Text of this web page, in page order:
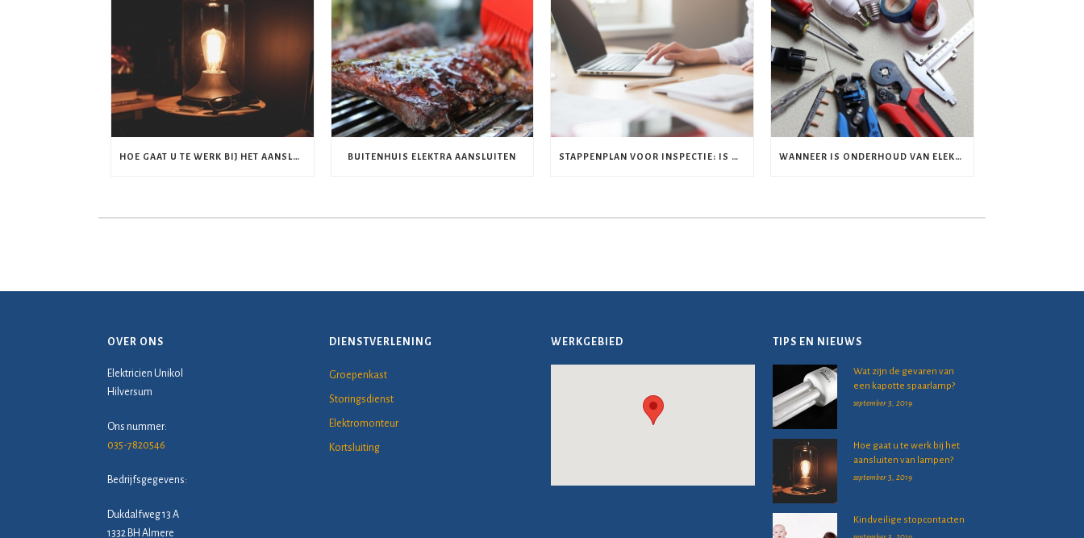
HOE GAAT U TE WERK BIJ HET AANSLUITEN VAN LAMPEN? BUITENHUIS ELEKTRA AANSLUITEN STAPPENPLAN VOOR INSPECTIE: IS DE ELEKTRA IN UW HUIS VEILIG? WANNEER IS ONDERHOUD VAN ELEKTRA NODIG?
OVER ONS
Elektricien Unikol
Hilversum
Ons nummer:
035-7820546
Bedrijfsgegevens:
Dukdalfweg 13 A
1332 BH Almere
DIENSTVERLENING
Groepenkast
Storingsdienst
Elektromonteur
Kortsluiting
WERKGEBIED TIPS EN NIEUWS
Wat zijn de gevaren van
een kapotte spaarlamp?
september 3, 2019
Hoe gaat u te werk bij het
aansluiten van lampen?
september 3, 2019
Kindveilige stopcontacten